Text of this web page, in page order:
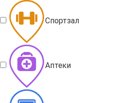
Спортзал
Аптеки